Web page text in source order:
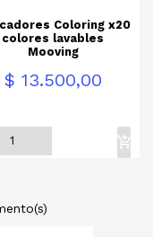
Coloring x20
colores lavables
Mooving
$ 13.500,00